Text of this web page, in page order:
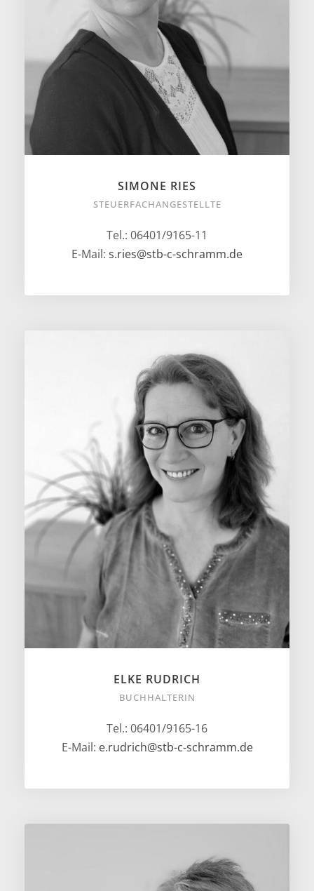
SIMONE RIES
STEUERFACHANGESTELLTE
Tel.: 06401/9165-11
E-Mail: s.ries@stb-c-schramm.de
ELKE RUDRICH
BUCHHALTERIN
Tel.: 06401/9165-16
E-Mail: e.rudrich@stb-c-schramm.de